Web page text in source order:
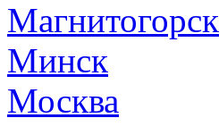
Магнитогорск
Минск
Москва